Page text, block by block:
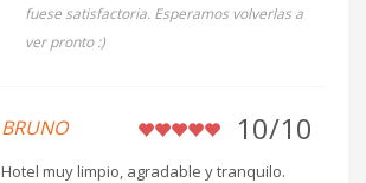
fuese satisfactoria. Esperamos volverlas a
ver pronto :)
BRUNO 10/10
Hotel muy limpio, agradable y tranquilo.